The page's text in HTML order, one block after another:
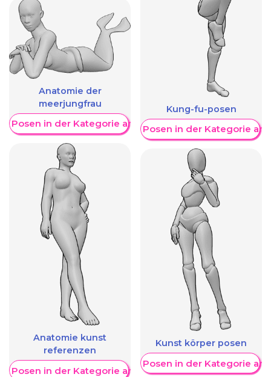
Anatomie der
meerjungfrau
Posen in der Kategorie anzeigen
Anatomie kunst
referenzen
Posen in der Kategorie anzeigen
Kung-fu-posen
Weitere Posen in der Kategorie
Kunst körper posen
Weitere Posen in der Kategorie